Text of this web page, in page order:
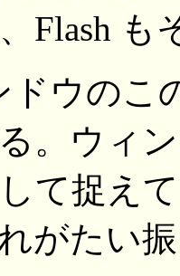
Flash も
ドウのこ
。ウィ
て捉え
がたい